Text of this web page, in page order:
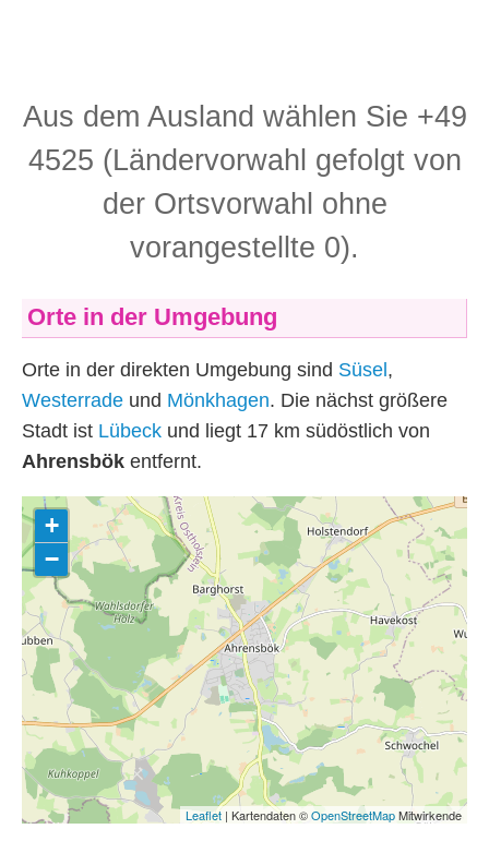
Aus dem Ausland wählen Sie +49
4525 (Ländervorwahl gefolgt von
der Ortsvorwahl ohne
vorangestellte 0).
Orte in der Umgebung
Orte in der direkten Umgebung sind Süsel,
Westerrade und Mönkhagen. Die nächst größere
Stadt ist Lübeck und liegt 17 km südöstlich von
Ahrensbök entfernt.